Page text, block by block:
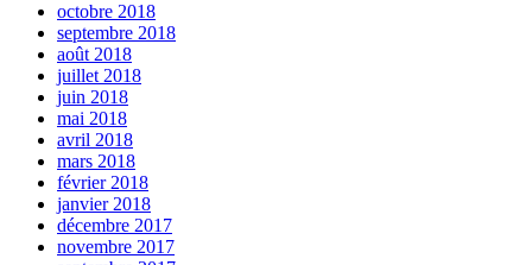
octobre 2018
septembre 2018
août 2018
juillet 2018
juin 2018
mai 2018
avril 2018
mars 2018
février 2018
janvier 2018
décembre 2017
novembre 2017